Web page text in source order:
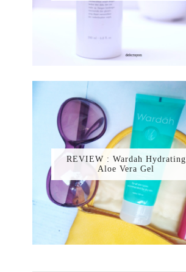
REVIEW : Wardah Hydrating
Aloe Vera Gel